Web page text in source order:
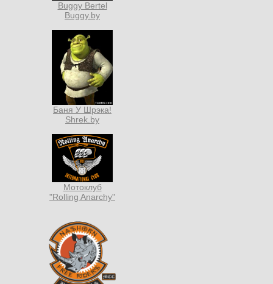
Buggy Bertel
Buggy.by
Баня У Шрэка!
Shrek.by
Мотоклуб
"Rolling Anarchy"